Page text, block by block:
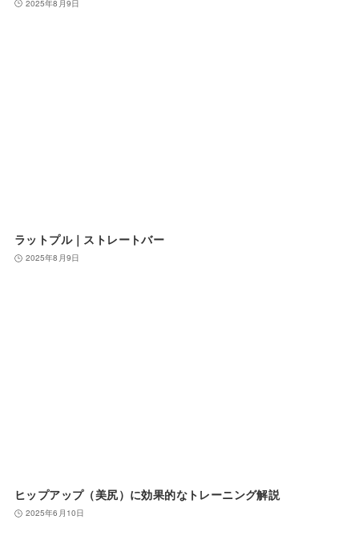
2025年8月9日
ラットプル｜ストレートバー
2025年8月9日
ヒップアップ（美尻）に効果的なトレーニング解説
2025年6月10日